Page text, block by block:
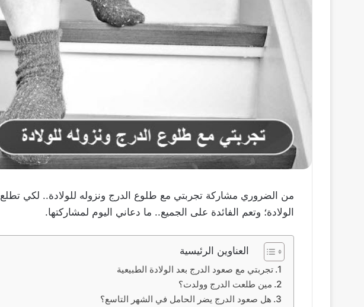
من الضروري مشاركة تجربتي مع طلوع الدرج ونزوله للولادة.. لكي تطلع
الولادة؛ وتعم الفائدة على الجميع.. ما دعاني اليوم لمشاركتها.
العناوين الرئيسية
تجربتي مع صعود الدرج بعد الولادة الطبيعية
مين طلعت الدرج وولدت؟
هل صعود الدرج يضر الحامل في الشهر التاسع؟